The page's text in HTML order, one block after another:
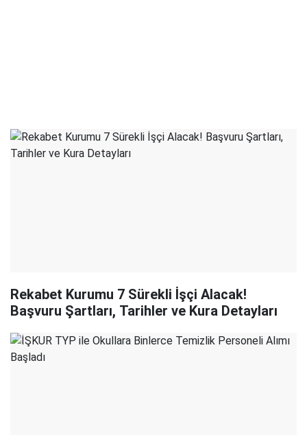
Rekabet Kurumu 7 Sürekli İşçi Alacak!
Başvuru Şartları, Tarihler ve Kura Detayları